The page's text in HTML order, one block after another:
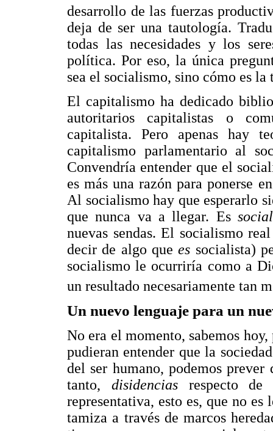
desarrollo de las fuerzas
deja de ser una tautología.
todas las necesidades y los
política. Por eso, la única
sea el socialismo, sino cómo es
El capitalismo ha dedicado
autoritarios capitalistas o
capitalista. Pero apenas hay
capitalismo parlamentario al
Convendría entender que el
es más una razón para ponerse
Al socialismo hay que esperarlo
que nunca va a llegar. Es
nuevas sendas. El socialismo
decir de algo quees socialista)
socialismo le ocurriría como a
un resultado necesariamente tan
Un nuevo lenguaje para un
No era el momento, sabemos
pudieran entender que la
del ser humano, podemos
tanto, disidenciasrespecto de
representativa, esto es, que no
tamiza a través de marcos